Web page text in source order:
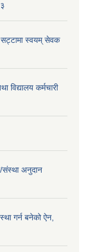
सट्टामा स्वयम् सेवक
विद्यालय कर्मचारी
संस्था अनुदान
गर्न बनेको ऐन,